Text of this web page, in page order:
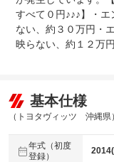
すべて０円♪♪♪】・
ない、約３０万円・
映らない、約１２万円
基本仕様
（トヨタヴィッツ 沖縄県）
年式（初度
登録）